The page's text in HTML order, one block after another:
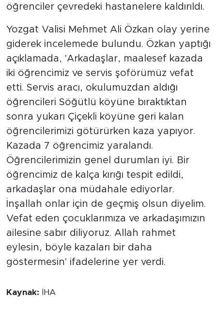
öğrenciler çevredeki hastanelere kaldırıldı.
Yozgat Valisi Mehmet Ali Özkan olay yerine
giderek incelemede bulundu. Özkan yaptığı
açıklamada, 'Arkadaşlar, maalesef kazada
iki öğrencimiz ve servis şoförümüz vefat
etti. Servis aracı, okulumuzdan aldığı
öğrencileri Söğütlü köyüne bıraktıktan
sonra yukarı Çiçekli köyüne geri kalan
öğrencilerimizi götürürken kaza yapıyor.
Kazada 7 öğrencimiz yaralandı.
Öğrencilerimizin genel durumları iyi. Bir
öğrencimiz de kalça kırığı tespit edildi,
arkadaşlar ona müdahale ediyorlar.
İnşallah onlar için de geçmiş olsun diyelim.
Vefat eden çocuklarımıza ve arkadaşımızın
ailesine sabır diliyoruz. Allah rahmet
eylesin, böyle kazaları bir daha
göstermesin' ifadelerine yer verdi.
Kaynak: İHA